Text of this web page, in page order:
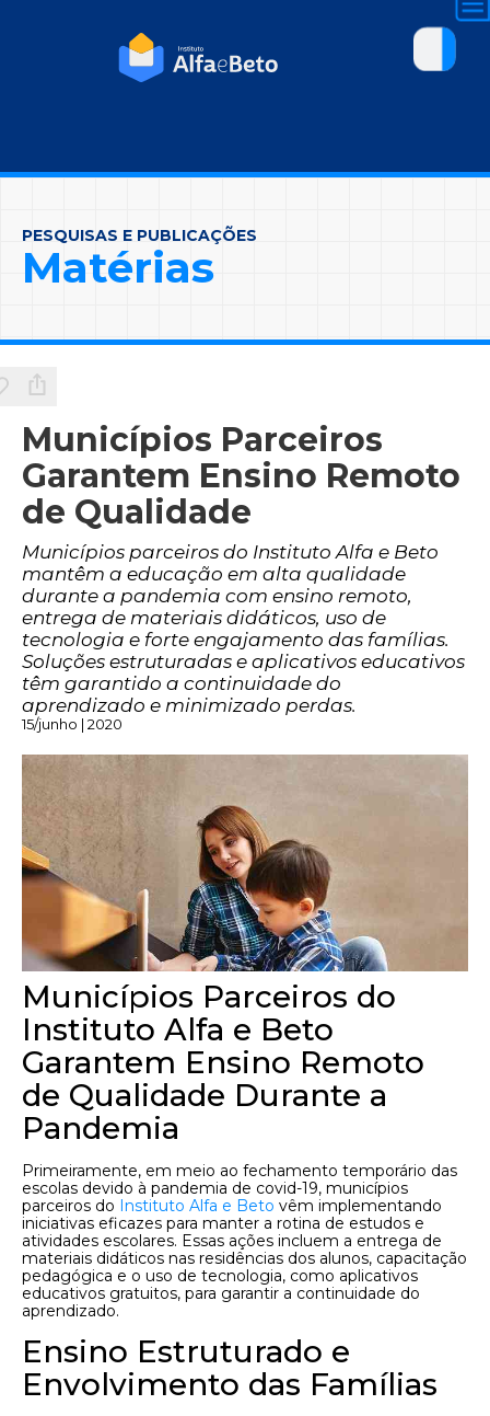
PESQUISAS E PUBLICAÇÕES
Matérias
Municípios Parceiros
Garantem Ensino Remoto
de Qualidade
Municípios parceiros do Instituto Alfa e Beto
mantêm a educação em alta qualidade
durante a pandemia com ensino remoto,
entrega de materiais didáticos, uso de
tecnologia e forte engajamento das famílias.
Soluções estruturadas e aplicativos educativos
têm garantido a continuidade do
aprendizado e minimizado perdas.
15/junho | 2020
Municípios Parceiros do
Instituto Alfa e Beto
Garantem Ensino Remoto
de Qualidade Durante a
Pandemia
Primeiramente, em meio ao fechamento temporário das
escolas devido à pandemia de covid-19, municípios
parceiros do Instituto Alfa e Beto vêm implementando
iniciativas eficazes para manter a rotina de estudos e
atividades escolares. Essas ações incluem a entrega de
materiais didáticos nas residências dos alunos, capacitação
pedagógica e o uso de tecnologia, como aplicativos
educativos gratuitos, para garantir a continuidade do
aprendizado.
Ensino Estruturado e
Envolvimento das Famílias